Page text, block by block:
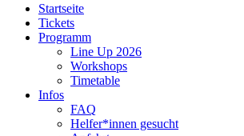
Startseite
Tickets
Programm
Line Up 2026
Workshops
Timetable
Infos
FAQ
Helfer*innen gesucht